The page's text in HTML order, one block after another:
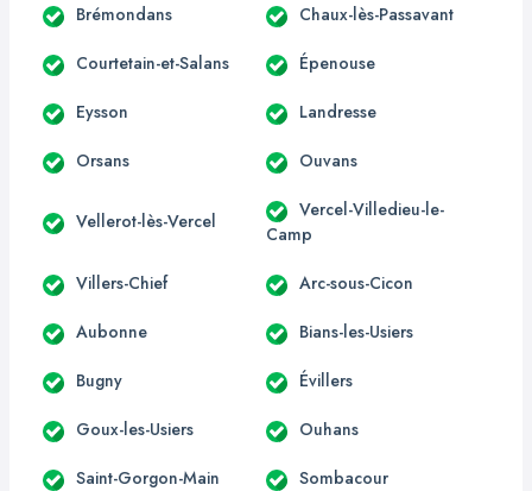
Brémondans Chaux-lès-Passavant
Courtetain-et-Salans Épenouse
Eysson Landresse
Orsans Ouvans
Vellerot-lès-Vercel
Vercel-Villedieu-le-
Camp
Villers-Chief Arc-sous-Cicon
Aubonne Bians-les-Usiers
Bugny Évillers
Goux-les-Usiers Ouhans
Saint-Gorgon-Main Sombacour